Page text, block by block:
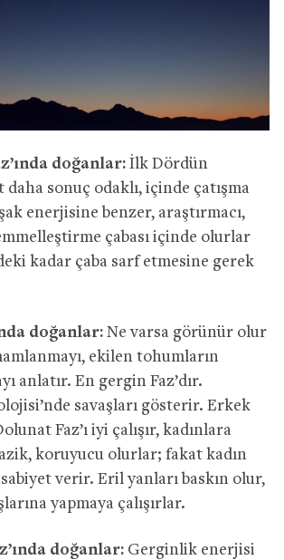
doğanlar: İlk Dördün
sonuç odaklı, içinde çatışma
enerjisine benzer, araştırmacı,
çabası içinde olurlar
kadar çaba sarf etmesine gerek
doğanlar: Ne varsa görünür olur
ekilen tohumların
anlatır. En gergin Faz’dır.
savaşları gösterir. Erkek
Faz’ı iyi çalışır, kadınlara
koruyucu olurlar; fakat kadın
verir. Eril yanları baskın olur,
yapmaya çalışırlar.
doğanlar: Gerginlik enerjisi